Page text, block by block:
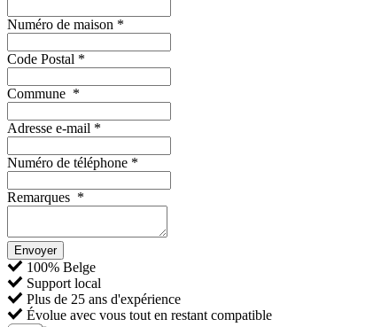
Numéro de maison *
Code Postal *
Commune *
Adresse e-mail *
Numéro de téléphone *
Remarques *
Envoyer
100% Belge
Support local
Plus de 25 ans d'expérience
Évolue avec vous tout en restant compatible